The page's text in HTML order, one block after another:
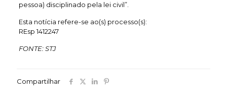
pessoa) disciplinado pela lei civil”.
Esta notícia refere-se ao(s) processo(s):
REsp 1412247
FONTE: STJ
Compartilhar